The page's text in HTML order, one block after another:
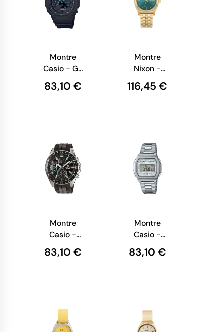
Montre
Casio - G-
shock -
Série 2100 -
83,10 €
Montre
Nixon -
Medium
Time Teller -
116,45 €
Montre
Casio -
Edifice
Classic -
83,10 €
Montre
Casio -
Vintage
Iconic -
83,10 €